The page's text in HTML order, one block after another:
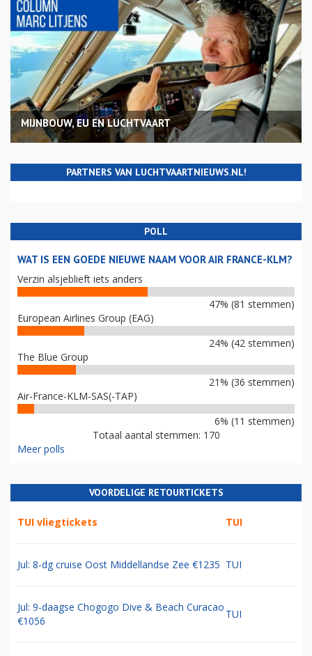
MIJNBOUW, EU EN LUCHTVAART
PARTNERS VAN LUCHTVAARTNIEUWS.NL!
POLL
WAT IS EEN GOEDE NIEUWE NAAM VOOR AIR FRANCE-KLM?
Verzin alsjeblieft iets anders
47% (81 stemmen)
European Airlines Group (EAG)
24% (42 stemmen)
The Blue Group
21% (36 stemmen)
Air-France-KLM-SAS(-TAP)
6% (11 stemmen)
Totaal aantal stemmen: 170
Meer polls
VOORDELIGE RETOURTICKETS
TUI vliegtickets TUI
Jul: 8-dg cruise Oost Middellandse Zee €1235 TUI
Jul: 9-daagse Chogogo Dive & Beach Curacao
€1056
TUI